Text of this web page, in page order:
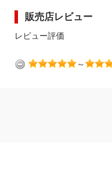
販売店レビュー
レビュー評価
～